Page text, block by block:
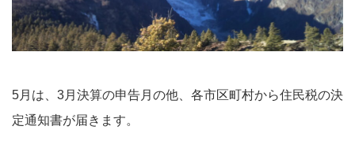
5月は、3月決算の申告月の他、各市区町村から住民税の決
定通知書が届きます。